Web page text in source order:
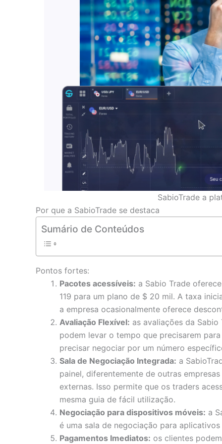
SabioTrade a
Por que a SabioTrade se destaca
Sumário de Conteúdos
Pontos fortes:
Pacotes acessíveis: a Sabio Trade
119 para um plano de $ 20 mil. A taxa
a empresa ocasionalmente oferece
Avaliação Flexível: as avaliações da
podem levar o tempo que precisarem
precisar negociar por um número
Sala de Negociação Integrada: a
painel, diferentemente de outras
externas. Isso permite que os traders
mesma guia de fácil utilização.
Negociação para dispositivos móveis: a
é uma sala de negociação para
Pagamentos Imediatos: os clientes